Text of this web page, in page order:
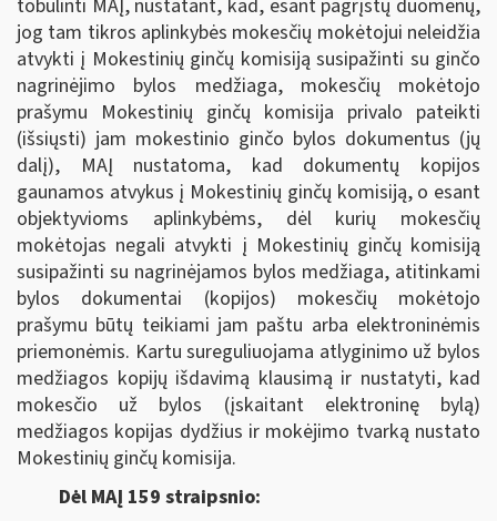
tobulinti MAĮ, nustatant, kad, esant pagrįstų duomenų,
jog tam tikros aplinkybės mokesčių mokėtojui neleidžia
atvykti į Mokestinių ginčų komisiją susipažinti su ginčo
nagrinėjimo bylos medžiaga, mokesčių mokėtojo
prašymu Mokestinių ginčų komisija privalo pateikti
(išsiųsti) jam mokestinio ginčo bylos dokumentus (jų
dalį), MAĮ nustatoma, kad dokumentų kopijos
gaunamos atvykus į Mokestinių ginčų komisiją, o esant
objektyvioms aplinkybėms, dėl kurių mokesčių
mokėtojas negali atvykti į Mokestinių ginčų komisiją
susipažinti su nagrinėjamos bylos medžiaga, atitinkami
bylos dokumentai (kopijos) mokesčių mokėtojo
prašymu būtų teikiami jam paštu arba elektroninėmis
priemonėmis. Kartu sureguliuojama atlyginimo už bylos
medžiagos kopijų išdavimą klausimą ir nustatyti, kad
mokesčio už bylos (įskaitant elektroninę bylą)
medžiagos kopijas dydžius ir mokėjimo tvarką nustato
Mokestinių ginčų komisija.
Dėl MAĮ 159 straipsnio: